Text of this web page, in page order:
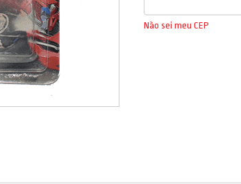
Não sei meu CEP